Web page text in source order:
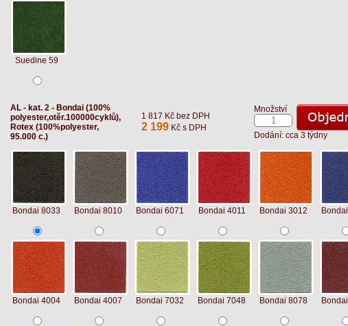
Suedine 59
AL - kat. 2 - Bondai (100%
polyester,otěr.100000cyklů),
Rotex (100%polyester,
95.000 c.)
1 817 Kč bez DPH
2 199 Kč s DPH
Množství
Dodání: cca 3 týdny
Bondai 8033 Bondai 8010 Bondai 6071 Bondai 4011 Bondai 3012
Bondai 4004 Bondai 4007 Bondai 7032 Bondai 7048 Bondai 8078